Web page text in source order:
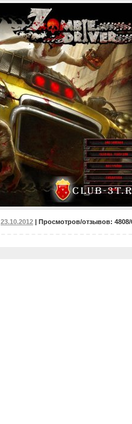
23.10.2012 | Просмотров/отзывов: 4808/